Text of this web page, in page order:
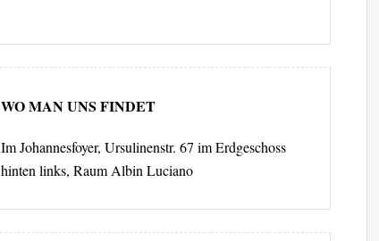
WO MAN UNS FINDET
Im Johannesfoyer, Ursulinenstr. 67 im Erdgeschoss
hinten links, Raum Albin Luciano